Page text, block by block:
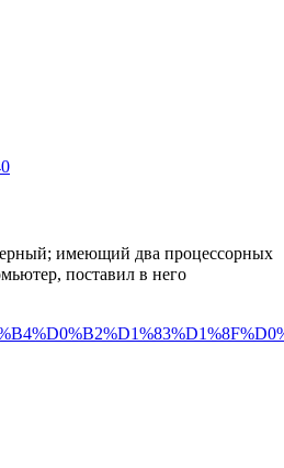
имеющий два процессорных
поставил в него